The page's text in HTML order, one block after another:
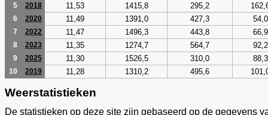
5 2018 11,53 1415,8 295,2
6 2020 11,49 1391,0 427,3 54,0
7 2022 11,47 1496,3 443,8 66,9
8 2023 11,35 1274,7 564,7 92,2
9 2025 11,30 1526,5 310,0 88,3
10 2019 11,28 1310,2 495,6
Weerstatistieken
De statistieken op deze site zijn gebaseerd op de gegevens